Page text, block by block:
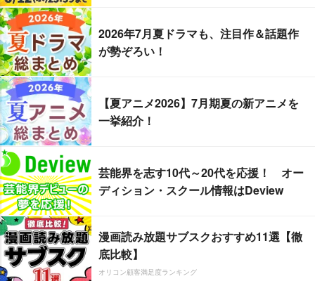
2026年7月夏ドラマも、注目作＆話題作
が勢ぞろい！
【夏アニメ2026】7月期夏の新アニメを
一挙紹介！
芸能界を志す10代～20代を応援！ オー
ディション・スクール情報はDeview
漫画読み放題サブスクおすすめ11選【徹
底比較】
オリコン顧客満足度ランキング